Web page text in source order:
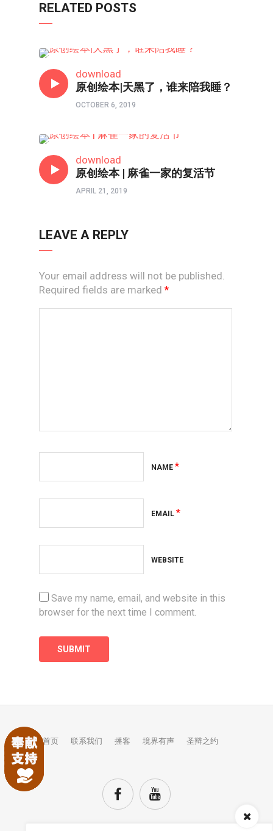
RELATED POSTS
download
原创绘本|天黑了，谁来陪我睡？
OCTOBER 6, 2019
download
原创绘本 | 麻雀一家的复活节
APRIL 21, 2019
LEAVE A REPLY
Your email address will not be published.
Required fields are marked *
NAME *
EMAIL *
WEBSITE
Save my name, email, and website in this
browser for the next time I comment.
首页 联系我们 播客 境界有声 圣辩之约